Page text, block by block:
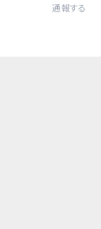
通報する